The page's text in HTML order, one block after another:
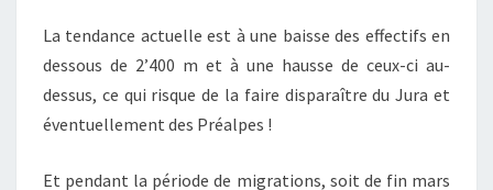
La tendance actuelle est à une baisse des effectifs en
dessous de 2’400 m et à une hausse de ceux-ci au-
dessus, ce qui risque de la faire disparaître du Jura et
éventuellement des Préalpes !
Et pendant la période de migrations, soit de fin mars